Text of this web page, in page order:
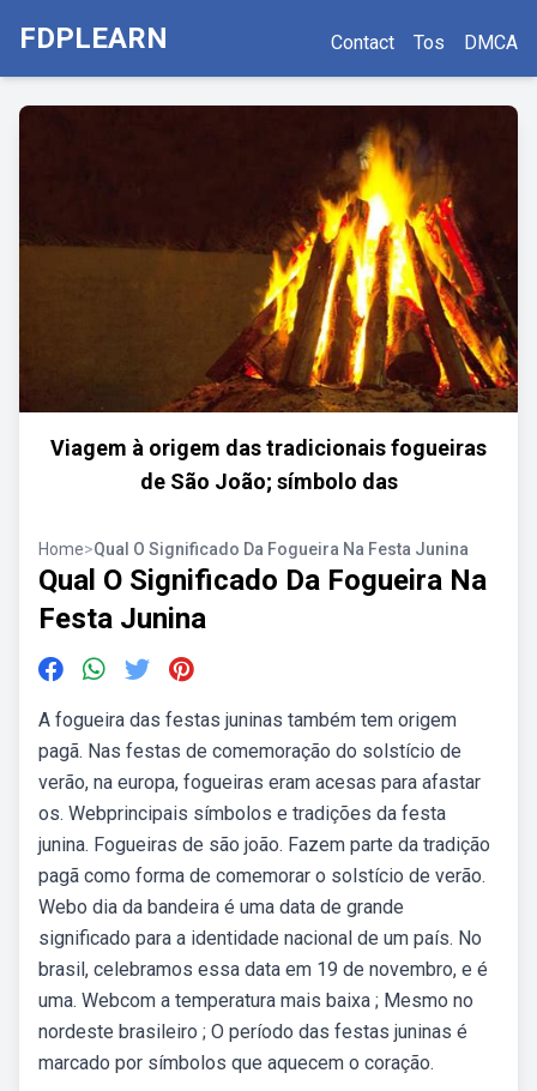
FDPLEARN Contact Tos DMCA
Viagem à origem das tradicionais fogueiras
de São João; símbolo das
Home>Qual O Significado Da Fogueira Na Festa Junina
Qual O Significado Da Fogueira Na
Festa Junina
A fogueira das festas juninas também tem origem
pagã. Nas festas de comemoração do solstício de
verão, na europa, fogueiras eram acesas para afastar
os. Webprincipais símbolos e tradições da festa
junina. Fogueiras de são joão. Fazem parte da tradição
pagã como forma de comemorar o solstício de verão.
Webo dia da bandeira é uma data de grande
significado para a identidade nacional de um país. No
brasil, celebramos essa data em 19 de novembro, e é
uma. Webcom a temperatura mais baixa ; Mesmo no
nordeste brasileiro ; O período das festas juninas é
marcado por símbolos que aquecem o coração.